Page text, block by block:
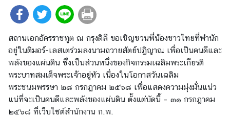
บ
ข่
า
ว
ส
า
ร
สถานเอกอัครราชทูต ณ กรุงดิลี ขอเชิญชวนพี่น้องชาวไทยที่พำนัก
อยู่ในติมอร์-เลสเตร่วมลงนามถวายสัตย์ปฏิญาณ เพื่อเป็นคนดีและ
พลังของแผ่นดิน ซึ่งเป็นส่วนหนึ่งของกิจกรรมเฉลิมพระเกียรติ
พระบาทสมเด็จพระเจ้าอยู่หัว เนื่องในโอกาสวันเฉลิม
พระชนมพรรษา ๒๘ กรกฎาคม ๒๕๖๘ เพื่อแสดงความมุ่งมั่นแน่ว
แน่ที่จะเป็นคนดีและพลังของแผ่นดิน ตั้งแต่บัดนี้ – ๓๑ กรกฎาคม
๒๕๖๘ ที่เว็บไซต์สำนักงาน ก.พ.